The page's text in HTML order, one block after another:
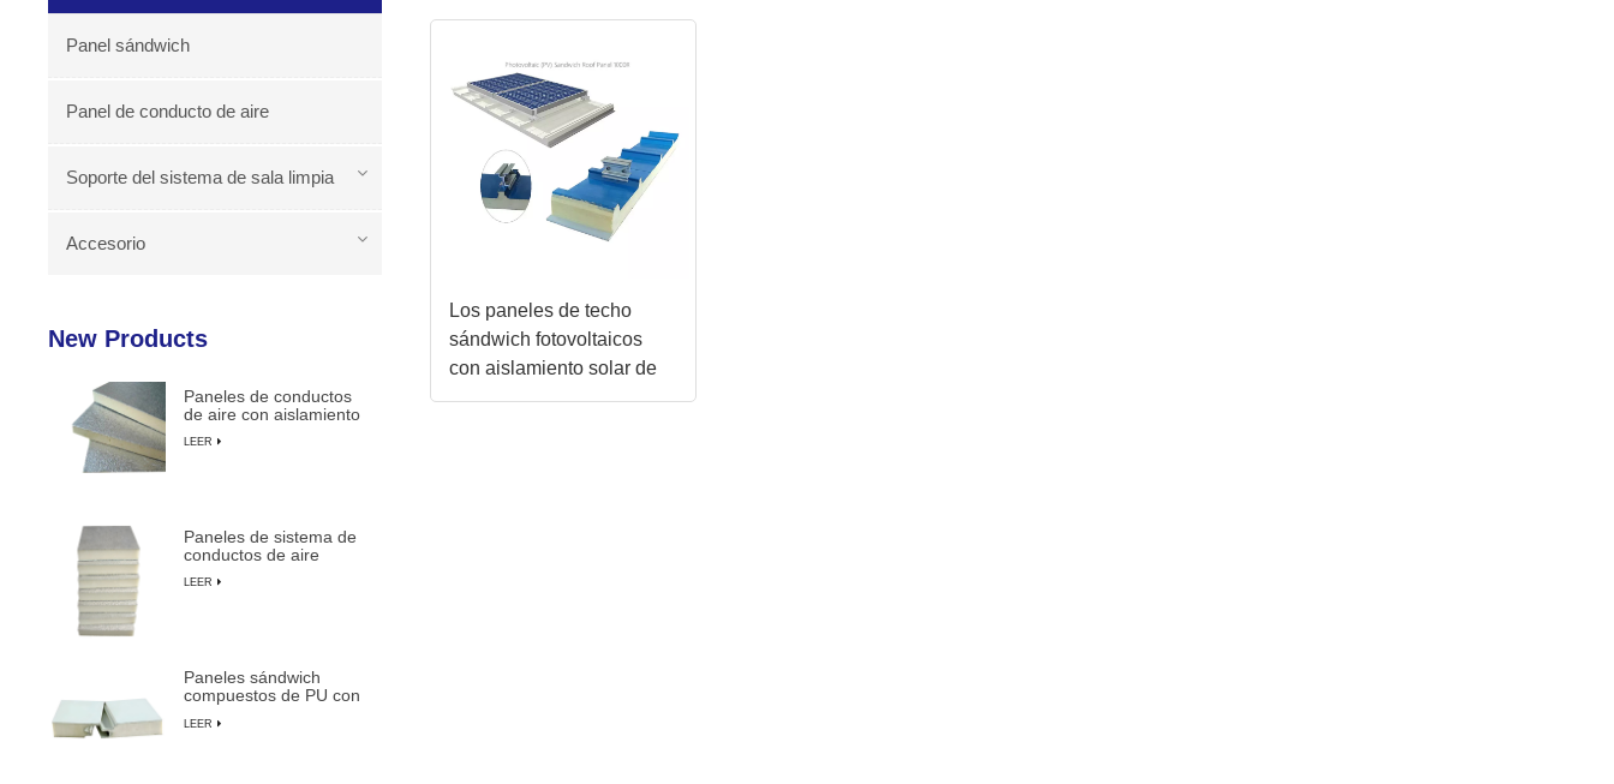
Los paneles de techo
sándwich fotovoltaicos
con aislamiento solar de
metal Wave Crest 1000R
Panel sándwich
Panel de conducto de aire
Soporte del sistema de sala limpia
Accesorio
New Products
Paneles de conductos
de aire con aislamiento
duraderos y livianos
LEER
Paneles de sistema de
conductos de aire
espuma de PU
LEER
Paneles sándwich
compuestos de PU con
impermeables y
LEER